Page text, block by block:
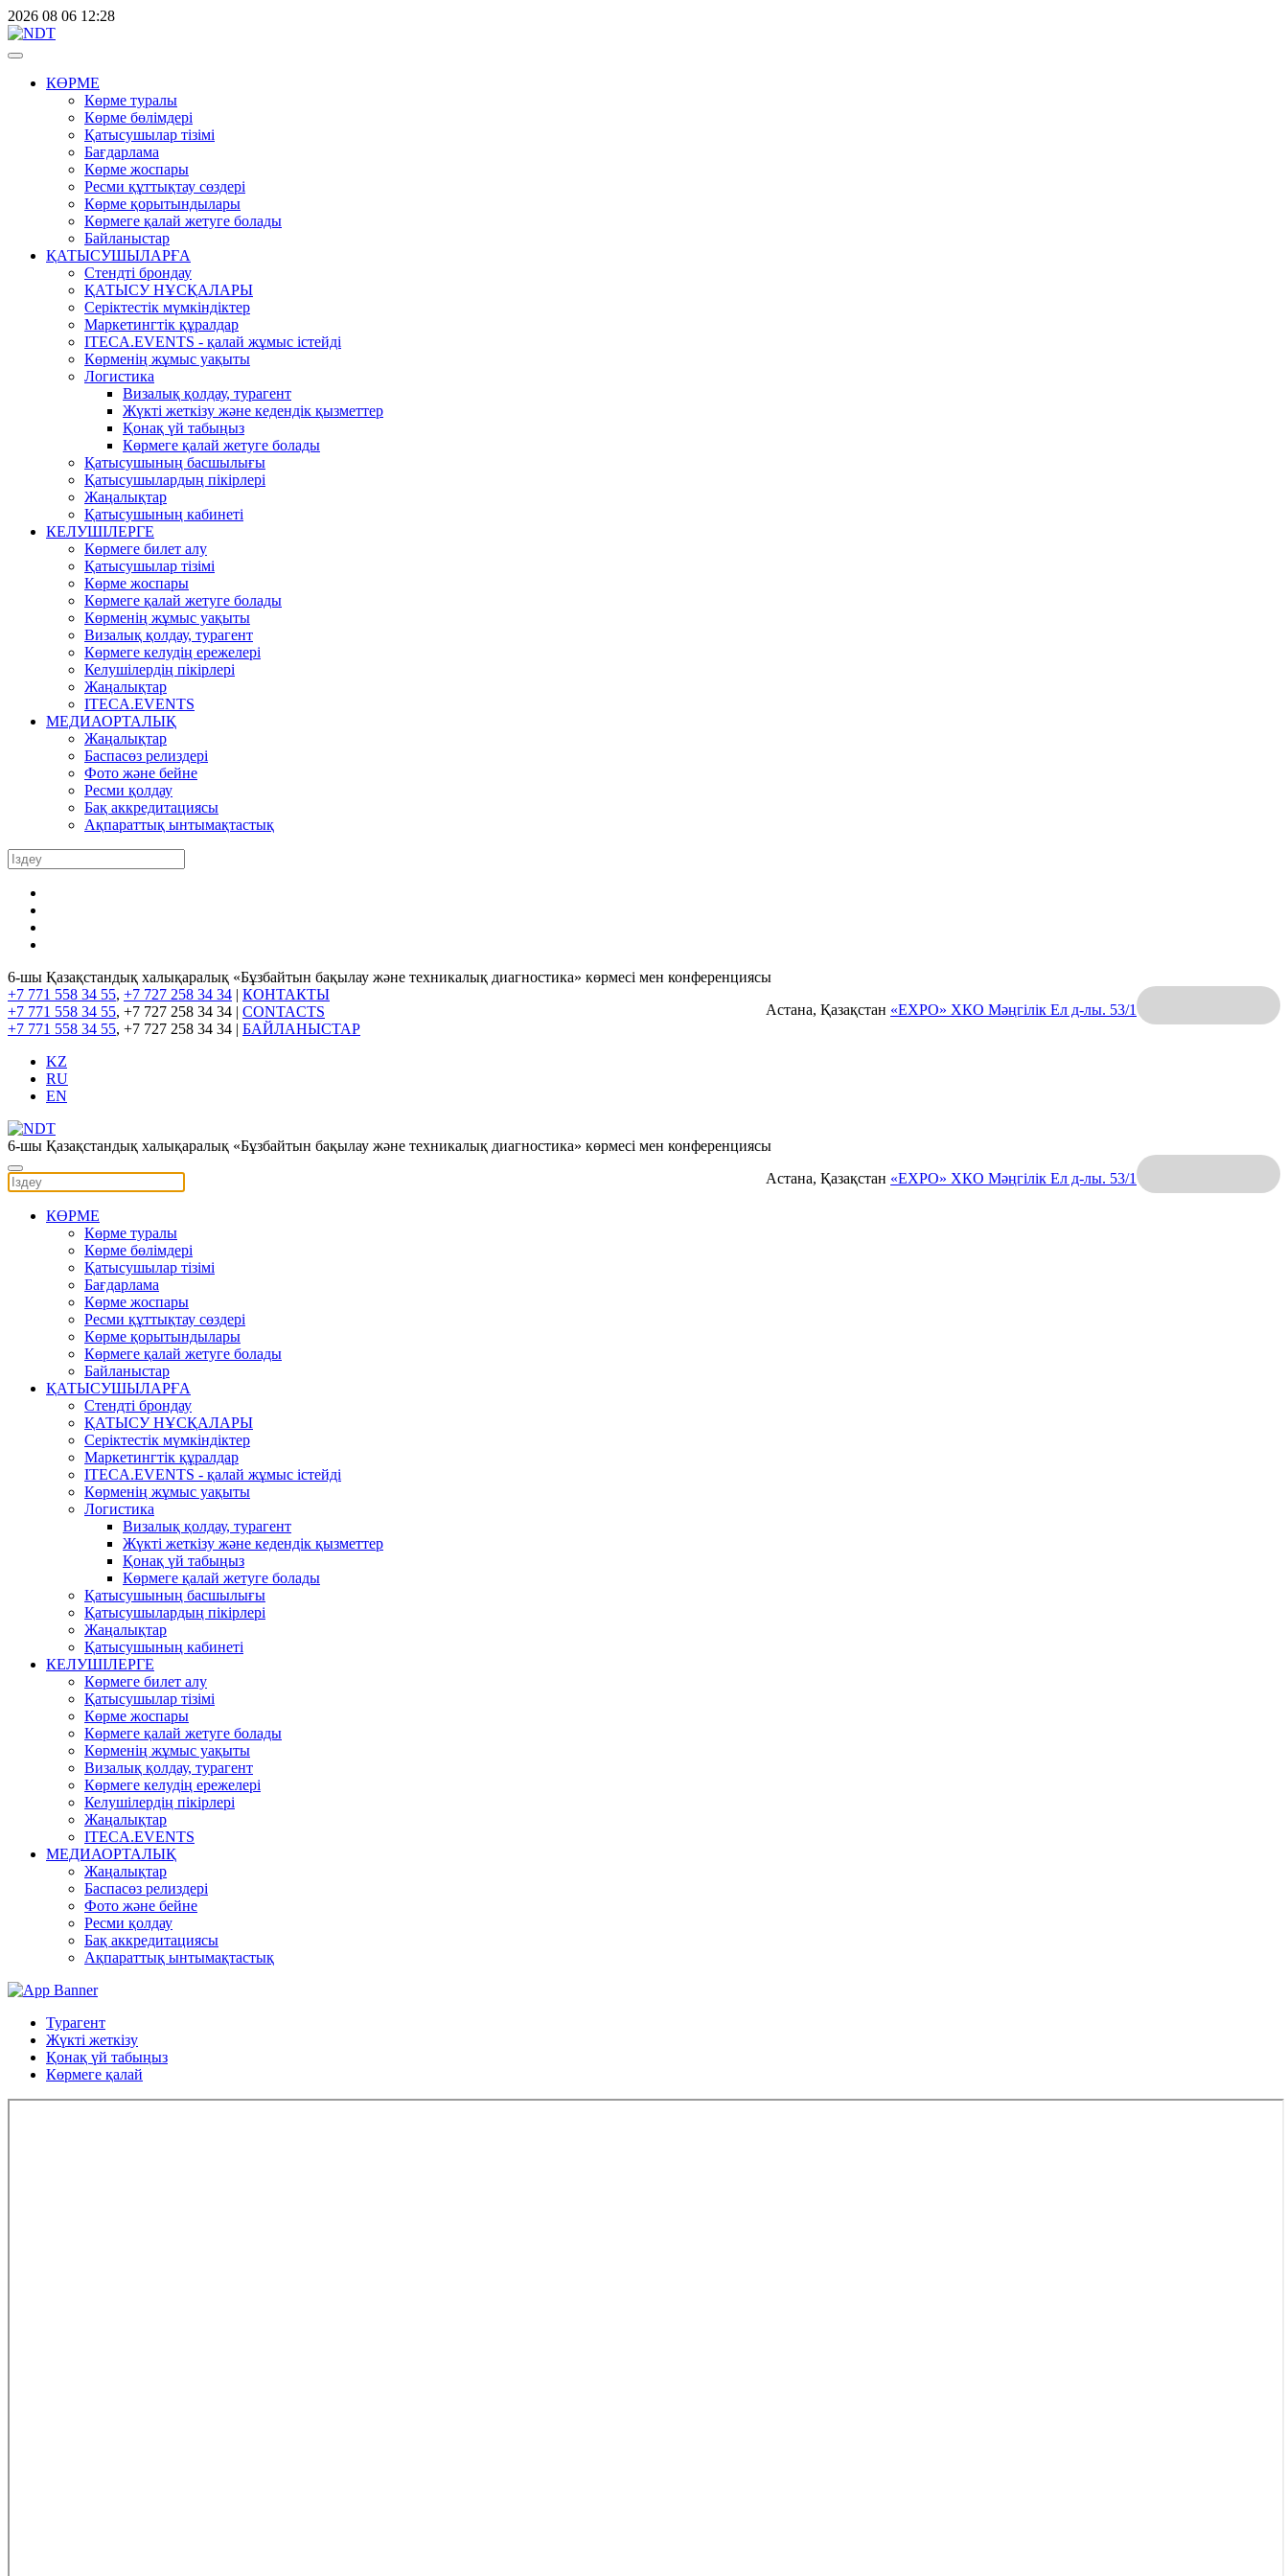
2026 08 06 12:28
КӨРМЕ
Көрме туралы
Көрме бөлімдері
Қатысушылар тізімі
Бағдарлама
Көрме жоспары
Ресми құттықтау сөздері
Көрме қорытындылары
Көрмеге қалай жетуге болады
Байланыстар
ҚАТЫСУШЫЛАРҒА
Стендті брондау
ҚАТЫСУ НҰСҚАЛАРЫ
Серіктестік мүмкіндіктер
Маркетингтік құралдар
ITECA.EVENTS - қалай жұмыс істейді
Көрменің жұмыс уақыты
Логистика
Визалық қолдау, турагент
Жүкті жеткізу және кедендік қызметтер
Қонақ үй табыңыз
Көрмеге қалай жетуге болады
Қатысушының басшылығы
Қатысушылардың пікірлері
Жаңалықтар
Қатысушының кабинеті
КЕЛУШІЛЕРГЕ
Көрмеге билет алу
Қатысушылар тізімі
Көрме жоспары
Көрмеге қалай жетуге болады
Көрменің жұмыс уақыты
Визалық қолдау, турагент
Көрмеге келудің ережелері
Келушілердің пікірлері
Жаңалықтар
ITECA.EVENTS
МЕДИАОРТАЛЫҚ
Жаңалықтар
Баспасөз релиздері
Фото және бейне
Ресми қолдау
Бақ аккредитациясы
Ақпараттық ынтымақтастық
6-шы Қазақстандық халықаралық «Бұзбайтын бақылау және техникалық диагностика» көрмесі мен конференциясы
Астана, Қазақстан «EXPO» ХКО Мәңгілік Ел д-лы. 53/1
+7 771 558 34 55, +7 727 258 34 34 | КОНТАКТЫ
+7 771 558 34 55, +7 727 258 34 34 | CONTACTS
+7 771 558 34 55, +7 727 258 34 34 | БАЙЛАНЫСТАР
KZ
RU
EN
6-шы Қазақстандық халықаралық «Бұзбайтын бақылау және техникалық диагностика» көрмесі мен конференциясы
Астана, Қазақстан «EXPO» ХКО Мәңгілік Ел д-лы. 53/1
КӨРМЕ
Көрме туралы
Көрме бөлімдері
Қатысушылар тізімі
Бағдарлама
Көрме жоспары
Ресми құттықтау сөздері
Көрме қорытындылары
Көрмеге қалай жетуге болады
Байланыстар
ҚАТЫСУШЫЛАРҒА
Стендті брондау
ҚАТЫСУ НҰСҚАЛАРЫ
Серіктестік мүмкіндіктер
Маркетингтік құралдар
ITECA.EVENTS - қалай жұмыс істейді
Көрменің жұмыс уақыты
Логистика
Визалық қолдау, турагент
Жүкті жеткізу және кедендік қызметтер
Қонақ үй табыңыз
Көрмеге қалай жетуге болады
Қатысушының басшылығы
Қатысушылардың пікірлері
Жаңалықтар
Қатысушының кабинеті
КЕЛУШІЛЕРГЕ
Көрмеге билет алу
Қатысушылар тізімі
Көрме жоспары
Көрмеге қалай жетуге болады
Көрменің жұмыс уақыты
Визалық қолдау, турагент
Көрмеге келудің ережелері
Келушілердің пікірлері
Жаңалықтар
ITECA.EVENTS
МЕДИАОРТАЛЫҚ
Жаңалықтар
Баспасөз релиздері
Фото және бейне
Ресми қолдау
Бақ аккредитациясы
Ақпараттық ынтымақтастық
Турагент
Жүкті жеткізу
Қонақ үй табыңыз
Көрмеге қалай